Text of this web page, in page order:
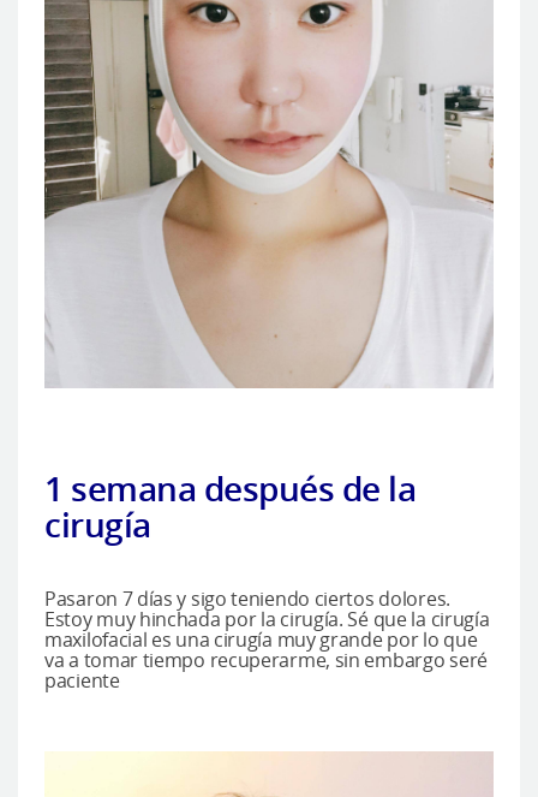
1 semana después de la
cirugía
Pasaron 7 días y sigo teniendo ciertos dolores.
Estoy muy hinchada por la cirugía. Sé que la cirugía
maxilofacial es una cirugía muy grande por lo que
va a tomar tiempo recuperarme, sin embargo seré
paciente